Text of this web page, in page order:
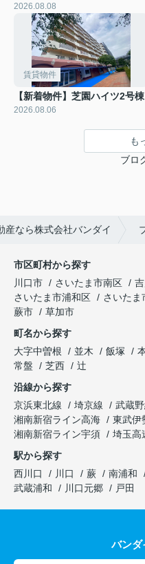
2026.08.08
賃貸物件
【新着物件】芝園ハイツ2号棟
2026.08.06
も
ブロ
産なら株式会社バンダイ
市区町村から探す
川口市
さいたま市南区
さいたま市浦和区
さいたま
蕨市
草加市
町名から探す
大字中曽根
並木 飯塚
常盤
芝西
辻
沿線から探す
京浜東北線
埼京線 武蔵
湘南新宿ライン高海
東武伊
湘南新宿ライン宇須
埼玉高
駅から探す
西川口
川口 蕨 南浦和
武蔵浦和
川口元郷 戸田
バンダ